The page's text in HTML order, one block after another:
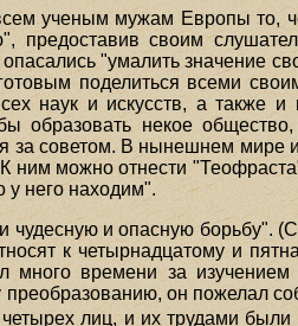
ученым мужам Европы то,
предоставив своим
"умалить значение
поделиться всеми
наук и искусств, а также
образовать некое
за советом. В нынешнем мире
ним можно отнести
него находим".
чудесную и опасную борьбу".
к четырнадцатому и
времени за изучением
он пожелал
лиц, и их трудами были